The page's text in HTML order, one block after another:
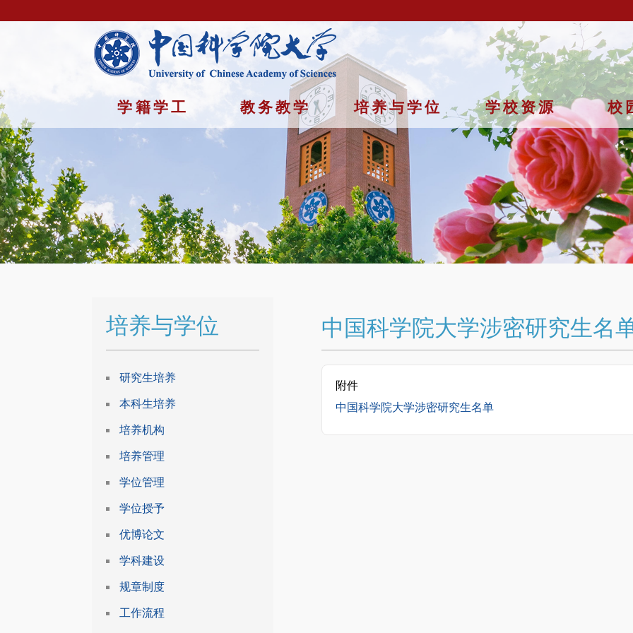
学籍学工 教务教学 培养与学位 学校资源 校
首页/培养与学位 /表格下载
中国科学院大学涉密研究生名
附件
中国科学院大学涉密研究生名单
培养与学位
研究生培养
本科生培养
培养机构
培养管理
学位管理
学位授予
优博论文
学科建设
规章制度
工作流程